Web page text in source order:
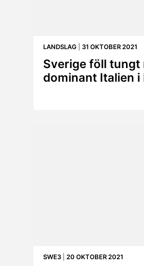
LANDSLAG 31 OKTOBER 2021
Sverige föll tungt
dominant Italien i
SWE3 20 OKTOBER 2021